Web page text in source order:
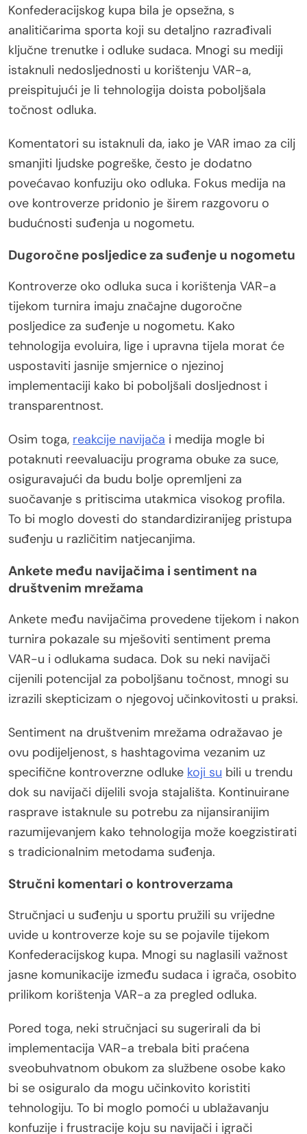
Konfederacijskog kupa bila je opsežna, s
analitičarima sporta koji su detaljno razrađivali
ključne trenutke i odluke sudaca. Mnogi su mediji
istaknuli nedosljednosti u korištenju VAR-a,
preispitujući je li tehnologija doista poboljšala
točnost odluka.
Komentatori su istaknuli da, iako je VAR imao za cilj
smanjiti ljudske pogreške, često je dodatno
povećavao konfuziju oko odluka. Fokus medija na
ove kontroverze pridonio je širem razgovoru o
budućnosti suđenja u nogometu.
Dugoročne posljedice za suđenje u nogometu
Kontroverze oko odluka suca i korištenja VAR-a
tijekom turnira imaju značajne dugoročne
posljedice za suđenje u nogometu. Kako
tehnologija evoluira, lige i upravna tijela morat će
uspostaviti jasnije smjernice o njezinoj
implementaciji kako bi poboljšali dosljednost i
transparentnost.
Osim toga, reakcije navijača i medija mogle bi
potaknuti reevaluaciju programa obuke za suce,
osiguravajući da budu bolje opremljeni za
suočavanje s pritiscima utakmica visokog profila.
To bi moglo dovesti do standardiziranijeg pristupa
suđenju u različitim natjecanjima.
Ankete među navijačima i sentiment na
društvenim mrežama
Ankete među navijačima provedene tijekom i nakon
turnira pokazale su mješoviti sentiment prema
VAR-u i odlukama sudaca. Dok su neki navijači
cijenili potencijal za poboljšanu točnost, mnogi su
izrazili skepticizam o njegovoj učinkovitosti u praksi.
Sentiment na društvenim mrežama odražavao je
ovu podijeljenost, s hashtagovima vezanim uz
specifične kontroverzne odluke koji su bili u trendu
dok su navijači dijelili svoja stajališta. Kontinuirane
rasprave istaknule su potrebu za nijansiranijim
razumijevanjem kako tehnologija može koegzistirati
s tradicionalnim metodama suđenja.
Stručni komentari o kontroverzama
Stručnjaci u suđenju u sportu pružili su vrijedne
uvide u kontroverze koje su se pojavile tijekom
Konfederacijskog kupa. Mnogi su naglasili važnost
jasne komunikacije između sudaca i igrača, osobito
prilikom korištenja VAR-a za pregled odluka.
Pored toga, neki stručnjaci su sugerirali da bi
implementacija VAR-a trebala biti praćena
sveobuhvatnom obukom za službene osobe kako
bi se osiguralo da mogu učinkovito koristiti
tehnologiju. To bi moglo pomoći u ublažavanju
konfuzije i frustracije koju su navijači i igrači